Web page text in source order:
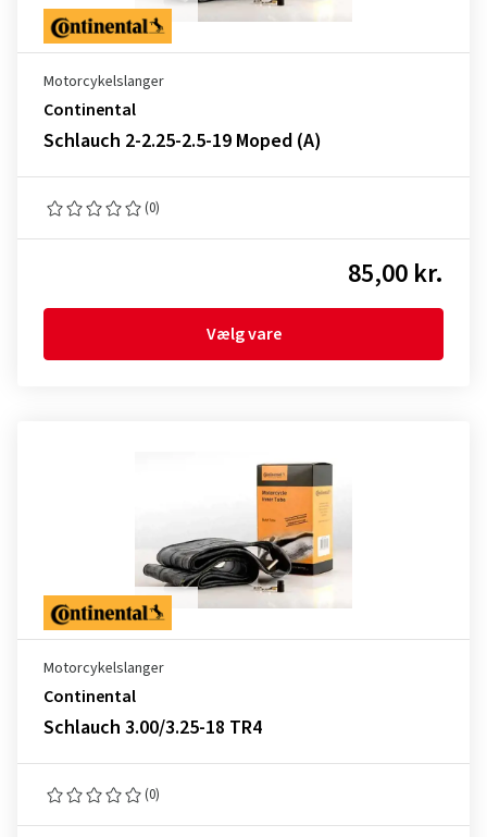
Motorcykelslanger
Continental
Schlauch 2-2.25-2.5-19 Moped (A)
(0)
85,00 kr.
Vælg vare
Motorcykelslanger
Continental
Schlauch 3.00/3.25-18 TR4
(0)